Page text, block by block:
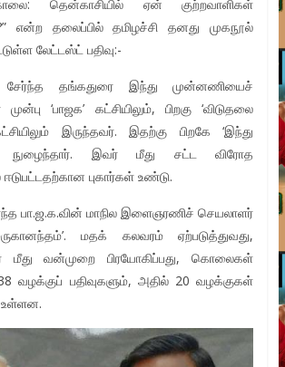
தென்காசியில் ஏன் குற்றவாளிகள்
என்ற தலைப்பில் தமிழச்சி தனது முகநூல்
லேட்டஸ்ட் பதிவு:-
சேர்ந்த தங்கதுரை இந்து முன்னணியைச்
‘பாஜக’ கட்சியிலும், பிறகு ‘விடுதலை
இருந்தவர். இதற்கு பிறகே ‘இந்து
நுழைந்தார். இவர் மீது சட்ட விரோத
புகார்கள் உண்டு.
பா.ஜ.க.வின் மாநில இளைஞரணிச் செயலாளர்
மதக் கலவரம் ஏற்படுத்துவது,
மீது வன்முறை பிரயோகிப்பது, கொலைகள்
வழக்குப் பதிவுகளும், அதில் 20 வழக்குகள்
உள்ளன.